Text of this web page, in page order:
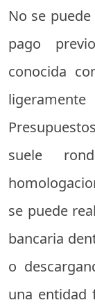
No se
pago
conocida
suele
se puede
bancaria
o
una entidad